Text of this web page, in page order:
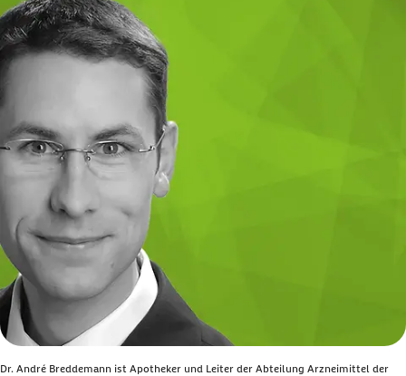
Dr. André Breddemann ist Apotheker und Leiter der Abteilung Arzneimittel der